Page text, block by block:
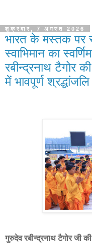
शुक्रवार, 7 अगस्त 2026
भारत के मस्तक पर
स्वाभिमान का
रबीन्द्रनाथ टैगोर
में भावपूर्ण श्रद्धांजलि
गुरुदेव रबीन्द्रनाथ टैगोर जी